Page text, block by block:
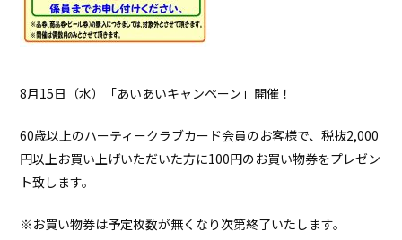
8月15日（水）「あいあいキャンペーン」開催！
60歳以上のハーティークラブカード会員のお客様で、税抜2,000
円以上お買い上げいただいた方に100円のお買い物券をプレゼン
ト致します。
※お買い物券は予定枚数が無くなり次第終了いたします。